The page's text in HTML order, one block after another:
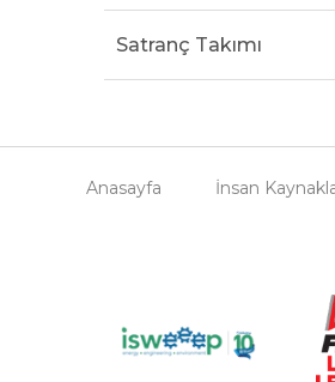
Satranç Takımı
Anasayfa İnsan